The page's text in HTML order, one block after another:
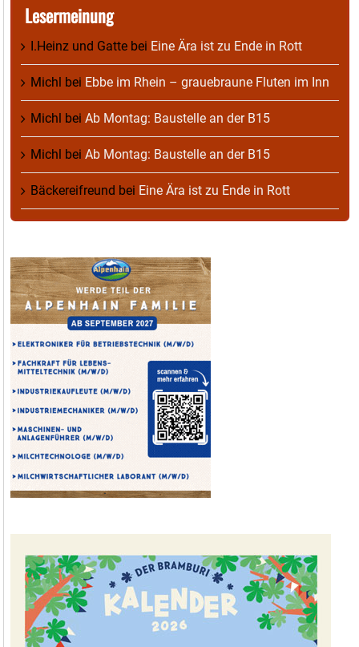
Lesermeinung
I.Heinz und Gatte bei Eine Ära ist zu Ende in Rott
Michl bei Ebbe im Rhein – grauebraune Fluten im Inn
Michl bei Ab Montag: Baustelle an der B15
Michl bei Ab Montag: Baustelle an der B15
Bäckereifreund bei Eine Ära ist zu Ende in Rott